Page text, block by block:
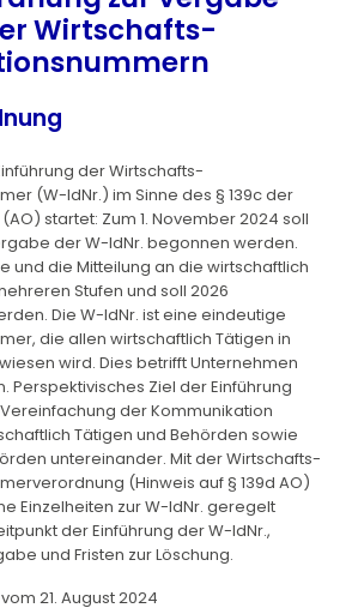
Wirtschafts-
der Wirtschafts-
(W-IdNr.) im Sinne des § 139c der
startet: Zum 1. November 2024 soll
der W-IdNr. begonnen werden.
und die Mitteilung an die wirtschaftlich
Stufen und soll 2026
Die W-IdNr. ist eine eindeutige
die allen wirtschaftlich Tätigen in
wird. Dies betrifft Unternehmen
Perspektivisches Ziel der Einführung
der Kommunikation
Tätigen und Behörden sowie
untereinander. Mit der Wirtschafts-
(Hinweis auf § 139d AO)
Einzelheiten zur W-IdNr. geregelt
der Einführung der W-IdNr.,
und Fristen zur Löschung.
21. August 2024